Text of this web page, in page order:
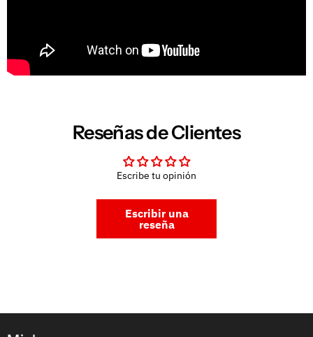
Reseñas de Clientes
Escribe tu opinión
Escribir una
reseña